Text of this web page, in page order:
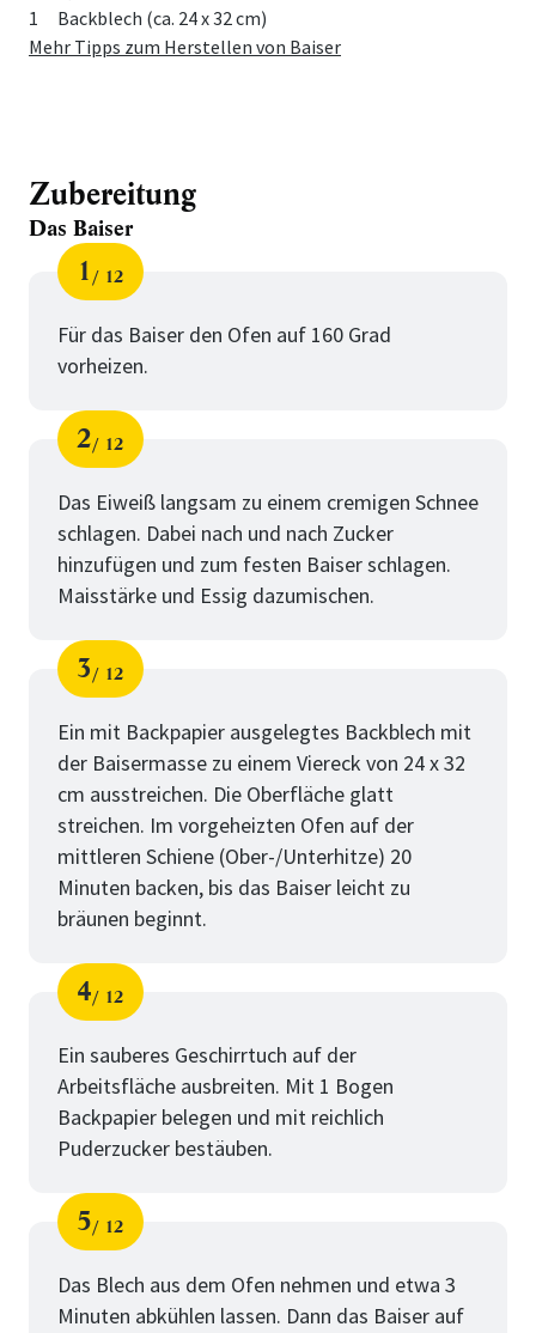
1
Backblech (ca. 24 x 32 cm)
Mehr Tipps zum Herstellen von Baiser
Zubereitung
Das Baiser
Schritt
1
von
12
für
Das
Baiser
Für das Baiser den Ofen auf 160 Grad
vorheizen.
Schritt
2
von
12
für
Das
Baiser
Das Eiweiß langsam zu einem cremigen Schnee
schlagen. Dabei nach und nach Zucker
hinzufügen und zum festen Baiser schlagen.
Maisstärke und Essig dazumischen.
Schritt
3
von
12
für
Das
Baiser
Ein mit Backpapier ausgelegtes Backblech mit
der Baisermasse zu einem Viereck von 24 x 32
cm ausstreichen. Die Oberfläche glatt
streichen. Im vorgeheizten Ofen auf der
mittleren Schiene (Ober-/Unterhitze) 20
Minuten backen, bis das Baiser leicht zu
bräunen beginnt.
Schritt
4
von
12
für
Das
Baiser
Ein sauberes Geschirrtuch auf der
Arbeitsfläche ausbreiten. Mit 1 Bogen
Backpapier belegen und mit reichlich
Puderzucker bestäuben.
Schritt
5
von
12
für
Das
Baiser
Das Blech aus dem Ofen nehmen und etwa 3
Minuten abkühlen lassen. Dann das Baiser auf